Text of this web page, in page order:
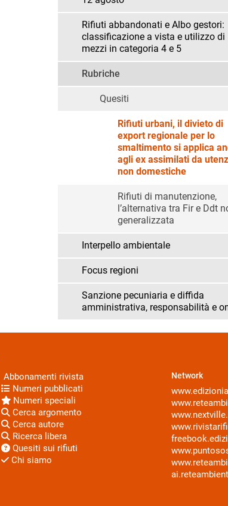
Rifiuti abbandonati e Albo gestori:
classificazione a vista e utilizzo di
mezzi in categoria 4 e 5
Rubriche
Quesiti
Rifiuti urbani, il divieto di
export regionale per lo
smaltimento si applica
agli ex assimilati da
non domestiche
Rifiuti di manutenzione,
l’alternativa tra Fir e Ddt
generalizzata
Interpello ambientale
Focus regioni
Sanzione pecuniaria e diffida
amministrativa, responsabilità e
Abbonamenti rivista
Numeri pubblicati
Numeri speciali
Cerca argomento
Cerca autore
Ricerca libera
Quesiti sui rifiuti
Chi siamo
Network